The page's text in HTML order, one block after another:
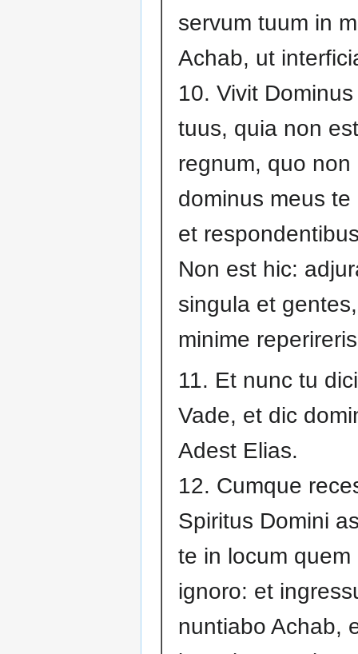
servum tuum in
Achab, ut
10. Vivit
tuus, quia non
regnum, quo non
dominus meus te
et
Non est hic:
singula et
minime
11. Et nunc tu
Vade, et dic
Adest Elias.
12. Cumque
Spiritus Domini
te in locum quem
ignoro: et
nuntiabo Achab,